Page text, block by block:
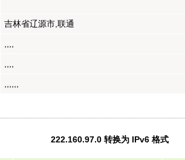
吉林省辽源市,联通
222.160.97.0 转换为 IPv6 格式